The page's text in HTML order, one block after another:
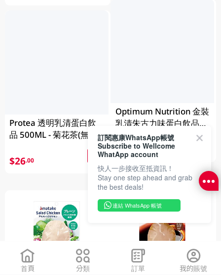
Protea 透明乳清蛋白飲
品 500ML - 菊花茶(無咖
$26.00
Optimum Nutrition 金裝
乳清朱古力味蛋白飲品
325 ML
$40.00
首頁 分類 訂單 我的賬號
訂閱惠康WhatsApp帳號
Subscribe to Wellcome
WhatApp account
快人一步接收至抵資訊！
Stay one step ahead and grab
the best deals!
連結 WhatsApp 帳號